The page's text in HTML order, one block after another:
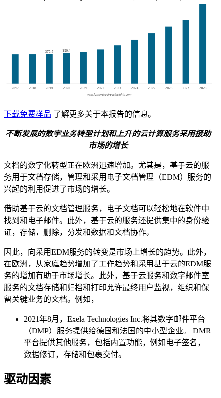
下载免费样品 了解更多关于本报告的信息。
不断发展的数字业务转型计划和上升的云计算服务采用援助
市场的增长
文档的数字化转型正在欧洲迅速增加。尤其是，基于云的服
务用于文档存储，管理和采用电子文档管理（EDM）服务的
兴起的利用促进了市场的增长。
借助基于云的文档管理服务，电子文档可以轻松地在软件中
找到和电子邮件。此外，基于云的服务还提供集中的身份验
证，存储，删除，分发和数据和文档协作。
因此，向采用EDM服务的转变是市场上增长的趋势。此外，
在欧洲，从家庭趋势增加了工作趋势和采用基于云的EDM服
务的增加有助于市场增长。此外，基于云服务和数字邮件室
服务的文档存储和归档和打印允许最终用户监视，组织和保
留关键业务的文档。例如，
2021年8月，Exela Technologies Inc.将其数字邮件平台
（DMP）服务提供给德国和法国的中小型企业。 DMR
平台提供其他服务，包括内置功能，例如电子签名，
数据修订，存储和包裹交付。
驱动因素